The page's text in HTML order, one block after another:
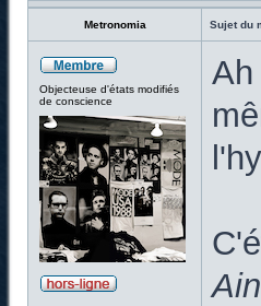
Metronomia Sujet du
Objecteuse d'états modifiés
de conscience
Ah